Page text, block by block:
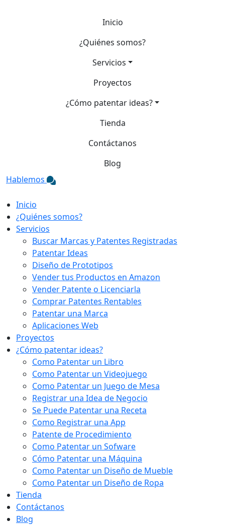
Inicio
¿Quiénes somos?
Servicios
Proyectos
¿Cómo patentar ideas?
Tienda
Contáctanos
Blog
Hablemos
Inicio
¿Quiénes somos?
Servicios
Buscar Marcas y Patentes Registradas
Patentar Ideas
Diseño de Prototipos
Vender tus Productos en Amazon
Vender Patente o Licenciarla
Comprar Patentes Rentables
Patentar una Marca
Aplicaciones Web
Proyectos
¿Cómo patentar ideas?
Como Patentar un Libro
Como Patentar un Videojuego
Como Patentar un Juego de Mesa
Registrar una Idea de Negocio
Se Puede Patentar una Receta
Como Registrar una App
Patente de Procedimiento
Como Patentar un Sofware
Cómo Patentar una Máquina
Como Patentar un Diseño de Mueble
Como Patentar un Diseño de Ropa
Tienda
Contáctanos
Blog